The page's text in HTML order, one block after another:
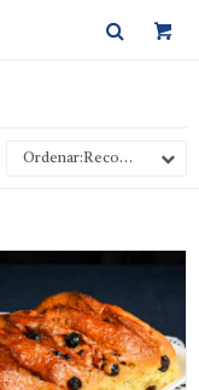
Recomendados